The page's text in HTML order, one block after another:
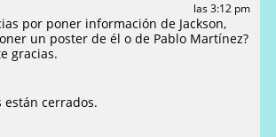
las 3:12 pm
por poner información de Jackson,
un poster de él o de Pablo Martínez?
gracias.
están cerrados.